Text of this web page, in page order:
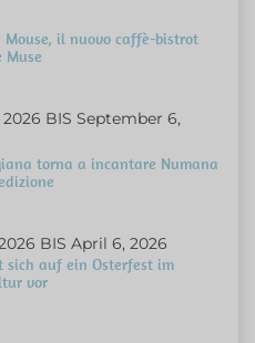
Mouse, il nuovo caffè-bistrot
Muse
2026 BIS September 6,
torna a incantare Numana
BIS April 6, 2026
sich auf ein Osterfest im
vor